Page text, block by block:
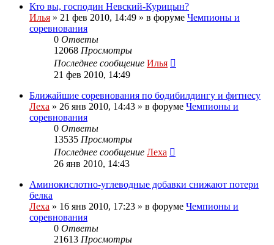
Кто вы, господин Невский-Курицын?
Илья » 21 фев 2010, 14:49 » в форуме Чемпионы и
соревнования
0 Ответы
12068 Просмотры
Последнее сообщение Илья
21 фев 2010, 14:49
Ближайшие соревнования по бодибилдингу и фитнесу
Леха » 26 янв 2010, 14:43 » в форуме Чемпионы и
соревнования
0 Ответы
13535 Просмотры
Последнее сообщение Леха
26 янв 2010, 14:43
Аминокислотно-углеводные добавки снижают потери
белка
Леха » 16 янв 2010, 17:23 » в форуме Чемпионы и
соревнования
0 Ответы
21613 Просмотры